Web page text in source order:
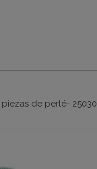
de perlé- 25030